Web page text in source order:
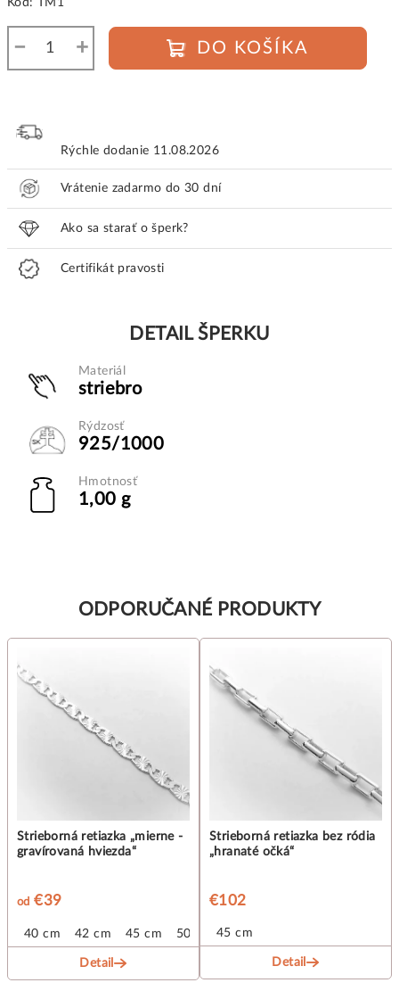
Kód:
TM1
+
− DO KOŠÍKA
Rýchle dodanie 11.08.2026
Vrátenie zadarmo do 30 dní
Ako sa starať o šperk?
Certifikát pravosti
DETAIL ŠPERKU
Materiál
striebro
Rýdzosť
925/1000
Hmotnosť
1,00 g
ODPORUČANÉ PRODUKTY
Strieborná retiazka „mierne -
gravírovaná hviezda“
od €39
40 cm 42 cm 45 cm 50 cm
Detail
Strieborná retiazka bez ródia
„hranaté očká“
€102
45 cm
Detail